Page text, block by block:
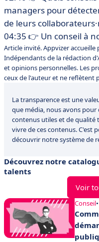
managers pour
de leurs
04:35 👉 Un conseil à
Article invité. Appvizer
Indépendants de la rédaction
et opinions personnelles. Les
ceux de l'auteur et ne reflètent
La transparence est une
que média, nous avons
contenus utiles et de
vivre de ces contenus. C'est
découvrir notre système de
Découvrez notre
talents
Voir
Conseil